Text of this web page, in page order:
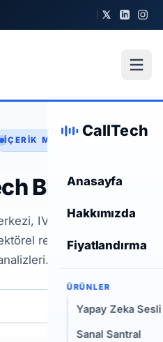
CallTech
Anasayfa
Hakkımızda
Fiyatlandırma
ÜRÜNLER
Yapay Zeka
Sanal Santral
İÇERIK MERKEZI
Blog
IVR ve operasyon
rehberler, ipuçları ve
Ara
Sistemlerinize